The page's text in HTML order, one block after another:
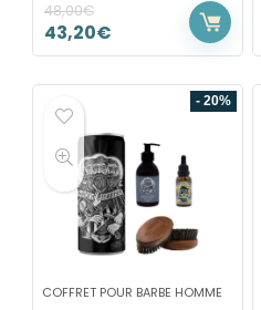
48,00€
43,20€
- 20%
COFFRET POUR BARBE HOMME